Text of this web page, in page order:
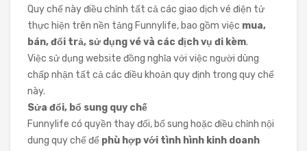
Quy chế này điều chỉnh tất cả các giao dịch vé điện tử
thực hiện trên nền tảng Funnylife, bao gồm việc mua,
bán, đổi trả, sử dụng vé và các dịch vụ đi kèm.
Việc sử dụng website đồng nghĩa với việc người dùng
chấp nhận tất cả các điều khoản quy định trong quy chế
này.
Sửa đổi, bổ sung quy chế
Funnylife có quyền thay đổi, bổ sung hoặc điều chỉnh nội
dung quy chế để phù hợp với tình hình kinh doanh